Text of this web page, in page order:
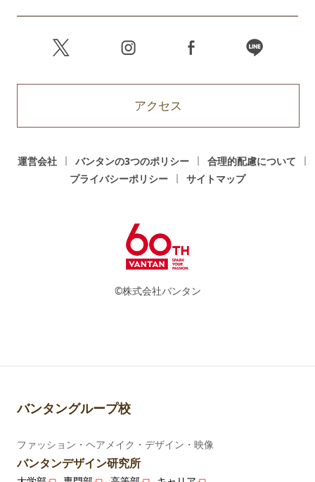
アクセス
運営会社 バンタンの3つのポリシー
合理的配慮について
プライバシーポリシー
サイトマップ
©株式会社バンタン
バンタングループ校
ファッション・ヘアメイク・デザイン・映像
バンタンデザイン研究所